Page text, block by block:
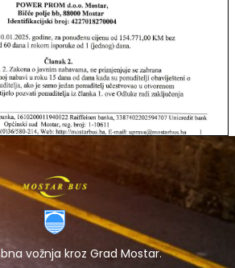
vožnja kroz Grad Mostar.